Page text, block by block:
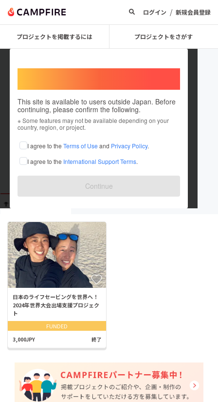
ログイン / 新規会員登録
プロジェクトを掲載するには プロジェクトをさがす
This site is available to users outside Japan. Before
continuing, please confirm the following.
※ Some features may not be available depending on your
country, region, or project.
I agree to the Terms of Use and Privacy Policy.
I agree to the International Support Terms.
Continue
user_228c70fdd484
出身国：未設定
日本のライフセービングを世界へ！
2024年世界大会出場支援プロジェク
ト
FUNDED
3,000JPY 終了